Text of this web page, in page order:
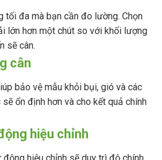
tối đa mà bạn cần đo lường. Chọn
lớn hơn một chút so với khối lượng
sẽ cân.
cân
bảo vệ mẫu khỏi bụi, gió và các
ổn định hơn và cho kết quả chính
hiệu chỉnh